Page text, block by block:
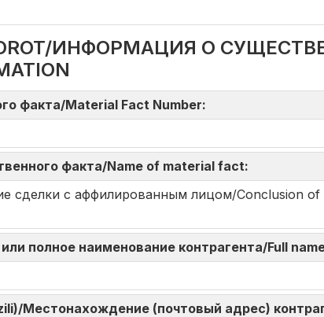
ИНФОРМАЦИЯ О
факта/Material Fact Number:
факта/Name of material fact:
сделки с аффилированным лицом/Conclusion of
полное наименование контрагента/Full
Местонахождение (почтовый адрес)